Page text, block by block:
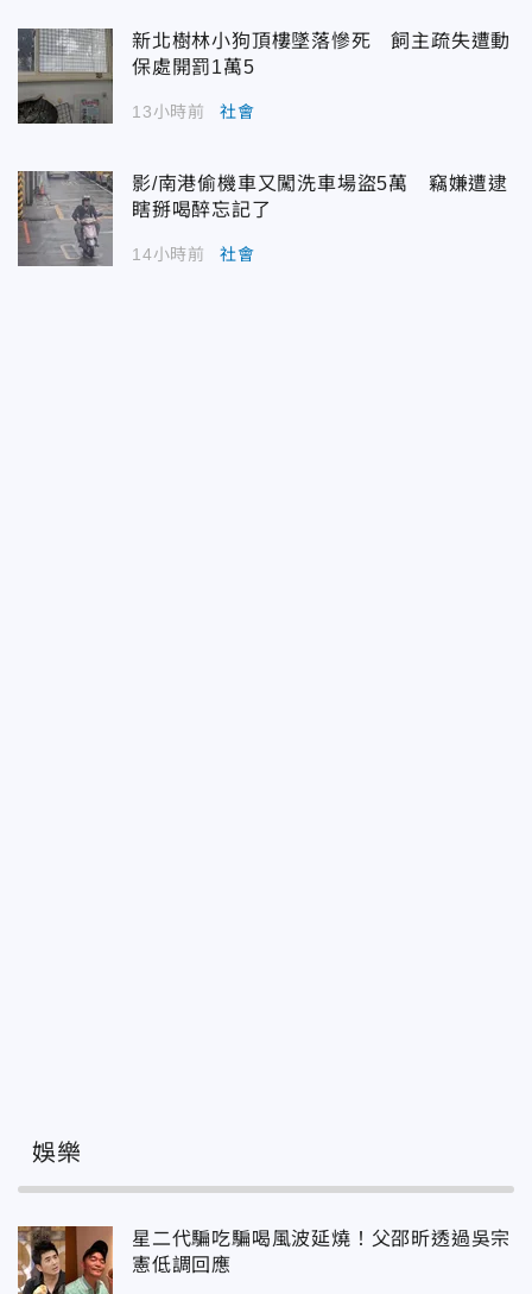
新北樹林小狗頂樓墜落慘死 飼主疏失遭動
保處開罰1萬5
13小時前 社會
影/南港偷機車又闖洗車場盜5萬 竊嫌遭逮
瞎掰喝醉忘記了
14小時前 社會
娛樂
星二代騙吃騙喝風波延燒！父邵昕透過吳宗
憲低調回應